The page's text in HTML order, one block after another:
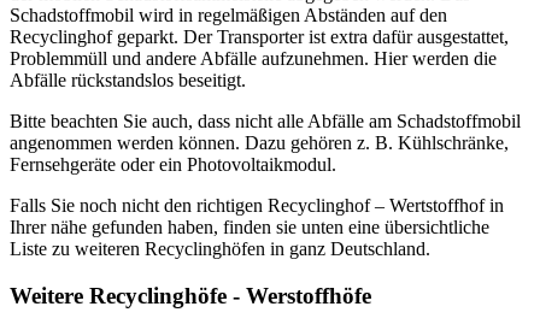
Schadstoffmobil wird in regelmäßigen Abständen auf den
Recyclinghof geparkt. Der Transporter ist extra dafür ausgestattet,
Problemmüll und andere Abfälle aufzunehmen. Hier werden die
Abfälle rückstandslos beseitigt.
Bitte beachten Sie auch, dass nicht alle Abfälle am Schadstoffmobil
angenommen werden können. Dazu gehören z. B. Kühlschränke,
Fernsehgeräte oder ein Photovoltaikmodul.
Falls Sie noch nicht den richtigen Recyclinghof – Wertstoffhof in
Ihrer nähe gefunden haben, finden sie unten eine übersichtliche
Liste zu weiteren Recyclinghöfen in ganz Deutschland.
Weitere Recyclinghöfe - Werstoffhöfe